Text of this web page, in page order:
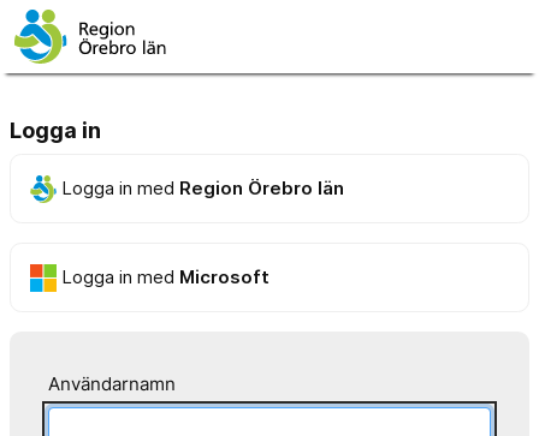
Logga in
Logga in med Region Örebro län
Logga in med Microsoft
Användarnamn